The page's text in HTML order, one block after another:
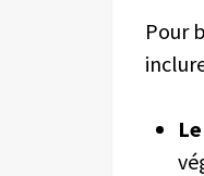
Pour